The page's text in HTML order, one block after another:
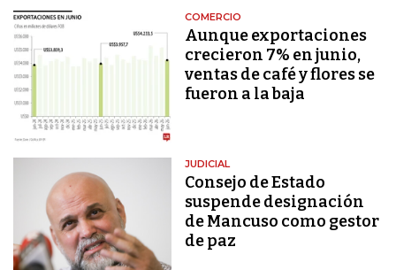
COMERCIO
Aunque exportaciones
crecieron 7% en junio,
ventas de café y flores se
fueron a la baja
JUDICIAL
Consejo de Estado
suspende designación
de Mancuso como gestor
de paz